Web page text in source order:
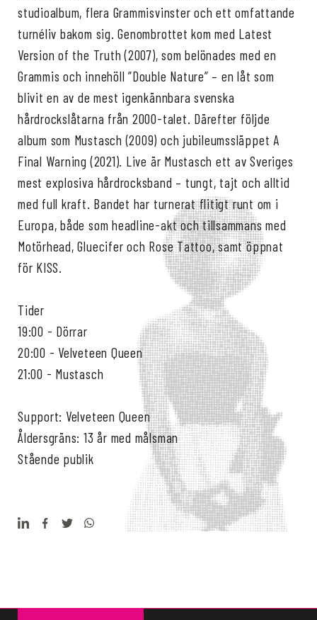
studioalbum, flera Grammisvinster och ett omfattande
turnéliv bakom sig. Genombrottet kom med Latest
Version of the Truth (2007), som belönades med en
Grammis och innehöll ”Double Nature” – en låt som
blivit en av de mest igenkännbara svenska
hårdrockslåtarna från 2000-talet. Därefter följde
album som Mustasch (2009) och jubileumssläppet A
Final Warning (2021). Live är Mustasch ett av Sveriges
mest explosiva hårdrocksband – tungt, tajt och alltid
med full kraft. Bandet har turnerat flitigt runt om i
Europa, både som headline-akt och tillsammans med
Motörhead, Gluecifer och Rose Tattoo, samt öppnat
för KISS.
Tider
19:00 - Dörrar
20:00 - Velveteen Queen
21:00 - Mustasch
Support: Velveteen Queen
Åldersgräns: 13 år med målsman
Stående publik